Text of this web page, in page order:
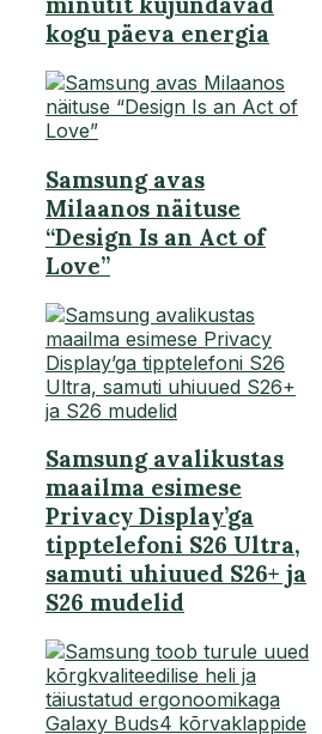
kogu päeva energia
Samsung avas
Milaanos näituse
“Design Is an Act of
Love”
Samsung avalikustas
maailma esimese
Privacy Display’ga
tipptelefoni S26 Ultra,
samuti uhiuued S26+ ja
S26 mudelid